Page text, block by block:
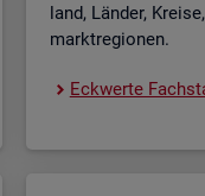
land, Län­der,
markt­re­gio­nen.
Eck­wer­te